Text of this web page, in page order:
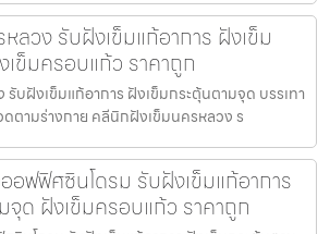
ลวง รับฝังเข็มแก้อาการ ฝังเข็ม
ข็มครอบแก้ว ราคาถูก
บฝังเข็มแก้อาการ ฝังเข็มกระตุ้นตามจุด บรรเทา
ดตามร่างกาย คลีนิกฝังเข็มนครหลวง ร
อฟฟิศซินโดรม รับฝังเข็มแก้อาการ
จุด ฝังเข็มครอบแก้ว ราคาถูก